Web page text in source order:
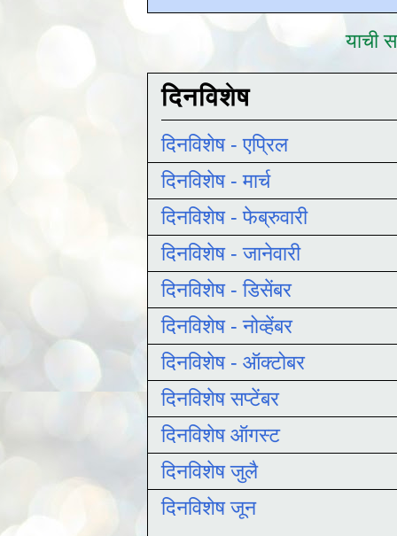
याची
दिनविशेष
दिनविशेष - एप्रिल
दिनविशेष - मार्च
दिनविशेष - फेब्रुवारी
दिनविशेष - जानेवारी
दिनविशेष - डिसेंबर
दिनविशेष - नोव्हेंबर
दिनविशेष - ऑक्टोबर
दिनविशेष सप्टेंबर
दिनविशेष ऑगस्ट
दिनविशेष जुलै
दिनविशेष जून